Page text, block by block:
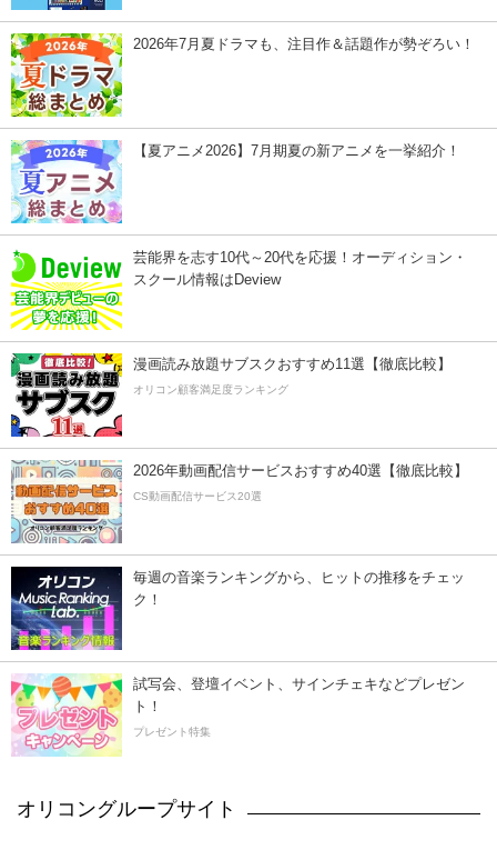
2026年7月夏ドラマも、注目作＆話題作が勢ぞろい！
【夏アニメ2026】7月期夏の新アニメを一挙紹介！
芸能界を志す10代～20代を応援！オーディション・
スクール情報はDeview
漫画読み放題サブスクおすすめ11選【徹底比較】
オリコン顧客満足度ランキング
2026年動画配信サービスおすすめ40選【徹底比較】
CS動画配信サービス20選
毎週の音楽ランキングから、ヒットの推移をチェッ
ク！
試写会、登壇イベント、サインチェキなどプレゼン
ト！
プレゼント特集
オリコングループサイト